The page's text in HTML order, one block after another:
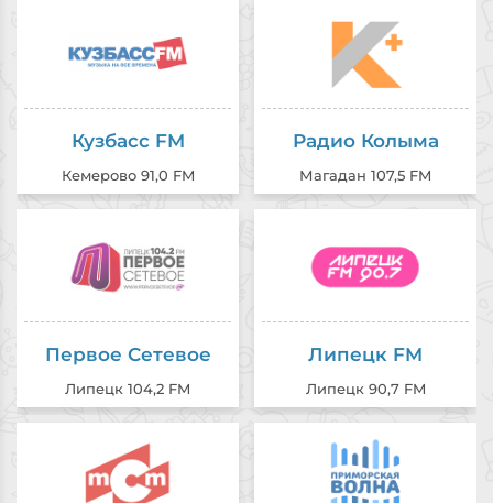
Кузбасс FM
Кемерово 91,0 FM
Радио Колыма
Магадан 107,5 FM
Первое Сетевое
Липецк 104,2 FM
Липецк FM
Липецк 90,7 FM